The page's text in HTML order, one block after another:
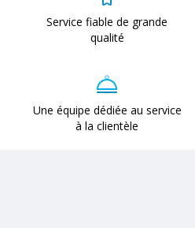
Service fiable de grande
qualité
Une équipe dédiée au service
à la clientèle